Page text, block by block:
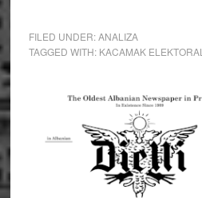
FILED UNDER:ANALIZA
TAGGED WITH: KACAMAK ELEKTORAL